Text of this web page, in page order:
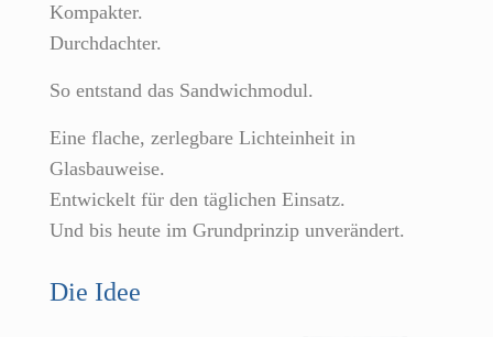
Kompakter.
Durchdachter.
So entstand das Sandwichmodul.
Eine flache, zerlegbare Lichteinheit in
Glasbauweise.
Entwickelt für den täglichen Einsatz.
Und bis heute im Grundprinzip unverändert.
Die Idee